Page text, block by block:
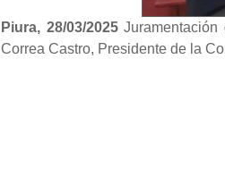
Piura, 28/03/2025
Correa Castro, Presidente de la